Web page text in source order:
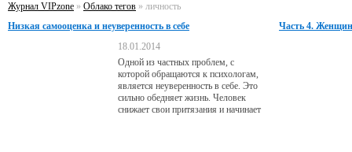
Журнал VIPzone » Облако тегов » личность
Низкая самооценка и неуверенность в себе
18.01.2014
Одной из частных проблем, с
которой обращаются к психологам,
является неуверенность в себе. Это
сильно обедняет жизнь. Человек
снижает свои притязания и начинает
Часть 4.